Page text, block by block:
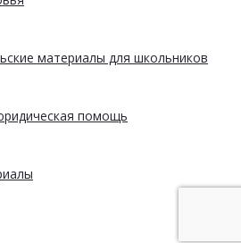
материалы для школьников
помощь